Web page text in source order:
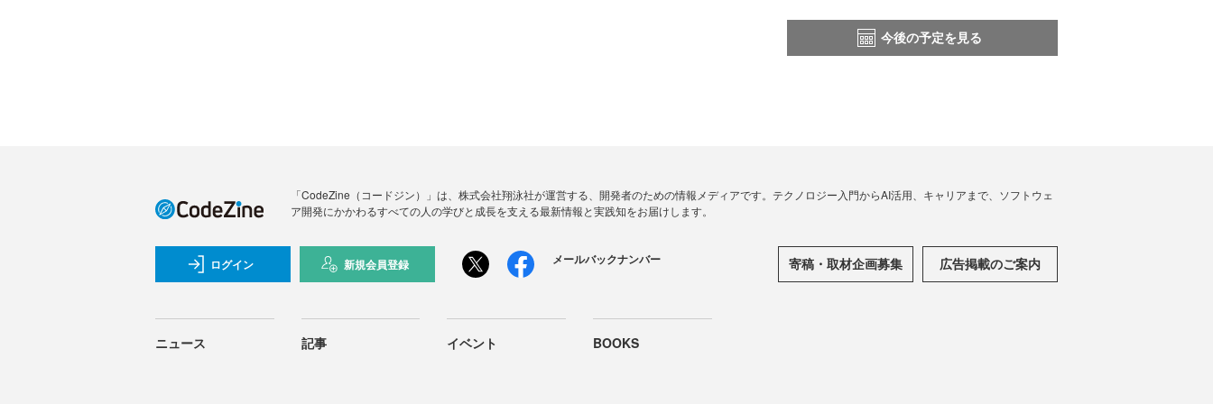
今後の予定を見る
「CodeZine（コードジン）」は、株式会社翔泳社が運営する、開発者のための情報メディアです。テクノロジー入門からAI活用、キャリアまで、ソフトウェ
ア開発にかかわるすべての人の学びと成長を支える最新情報と実践知をお届けします。
ログイン 新規会員登録 メールバックナンバー 寄稿・取材企画募集 広告掲載のご案内
ニュース 記事 イベント BOOKS